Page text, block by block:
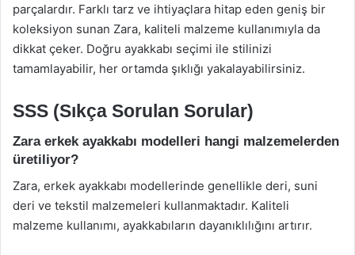
parçalardır. Farklı tarz ve ihtiyaçlara hitap eden geniş bir
koleksiyon sunan Zara, kaliteli malzeme kullanımıyla da
dikkat çeker. Doğru ayakkabı seçimi ile stilinizi
tamamlayabilir, her ortamda şıklığı yakalayabilirsiniz.
SSS (Sıkça Sorulan Sorular)
Zara erkek ayakkabı modelleri hangi malzemelerden
üretiliyor?
Zara, erkek ayakkabı modellerinde genellikle deri, suni
deri ve tekstil malzemeleri kullanmaktadır. Kaliteli
malzeme kullanımı, ayakkabıların dayanıklılığını artırır.